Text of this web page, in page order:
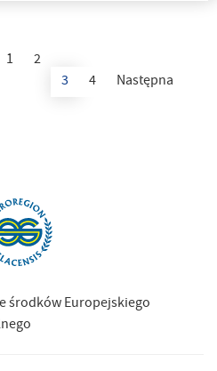
1
2
3
4
Następna
środków Europejskiego